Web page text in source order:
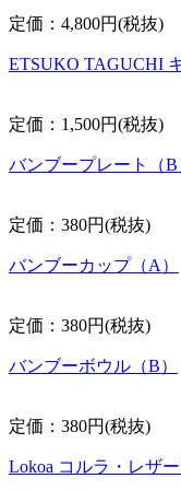
定価：4,800円(税抜)
ETSUKO TAGUCHI
定価：1,500円(税抜)
バンブープレート（B
定価：380円(税抜)
バンブーカップ（A）
定価：380円(税抜)
バンブーボウル（B）
定価：380円(税抜)
Lokoa コルラ・レザ